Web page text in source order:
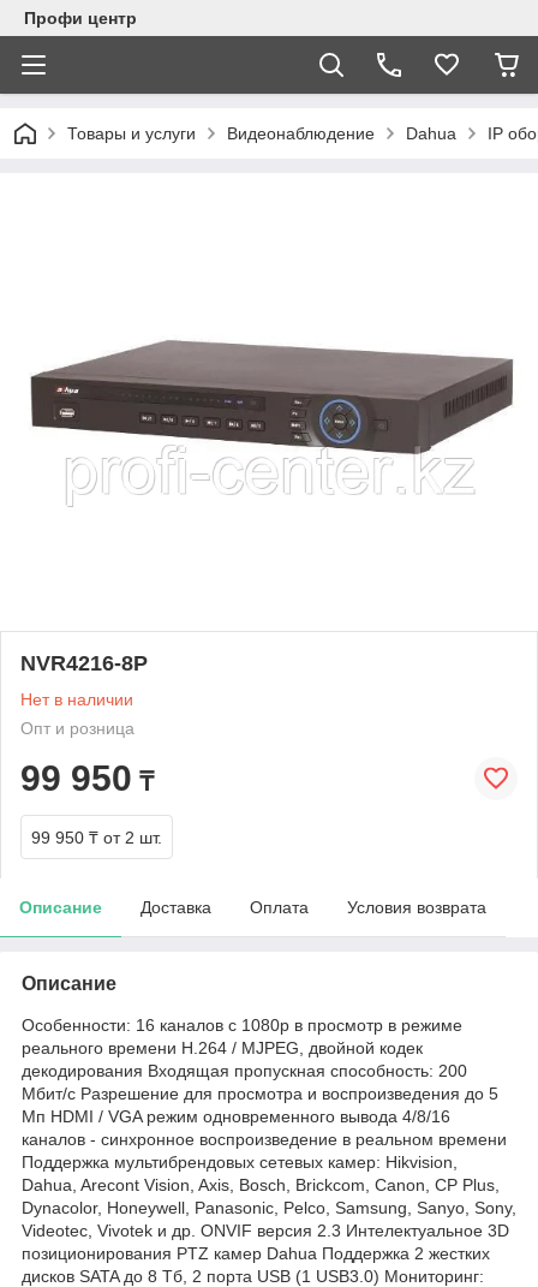
Профи центр
Товары и услуги Видеонаблюдение Dahua IP
NVR4216-8P
Нет в наличии
Опт и розница
99 950 ₸
99 950 ₸ от 2 шт.
Описание Доставка Оплата Условия возврата
Описание
Особенности: 16 каналов с 1080р в просмотр в режиме
реального времени H.264 / MJPEG, двойной кодек
декодирования Входящая пропускная способность: 200
Мбит/с Разрешение для просмотра и воспроизведения до 5
Мп HDMI / VGA режим одновременного вывода 4/8/16
каналов - синхронное воспроизведение в реальном времени
Поддержка мультибрендовых сетевых камер: Hikvision,
Dahua, Arecont Vision, Axis, Bosch, Brickcom, Canon, CP Plus,
Dynacolor, Honeywell, Panasonic, Pelco, Samsung, Sanyo, Sony,
Videotec, Vivotek и др. ONVIF версия 2.3 Интелектуальное 3D
позиционирования PTZ камер Dahua Поддержка 2 жестких
дисков SATA до 8 Тб, 2 порта USB (1 USB3.0) Мониторинг: